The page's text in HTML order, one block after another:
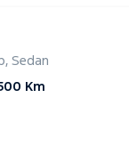
, Sedan
Km